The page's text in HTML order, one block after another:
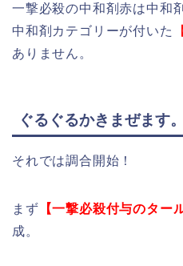
一撃必殺の中和剤赤は中和
中和剤カテゴリーが付いた
【
ありません。
ぐるぐるかきまぜます。
それでは調合開始！
まず 【一撃必殺付与のター
成。